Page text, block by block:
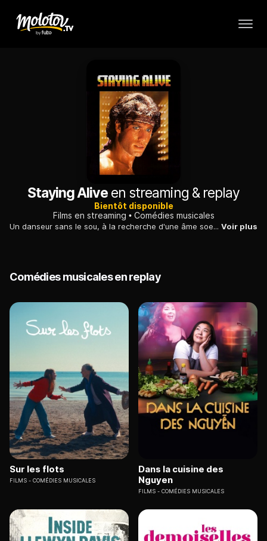
Staying Aliveen streaming & replay
Bientôt disponible
Films en streaming
Comédies musicales
Un danseur sans le sou, à la recherche d'une âme soeur et d'un spectacle qui renflouerait son compte en banque, parvient à intégrer la revue d'un ballet disco. Voir plus
Comédies musicales en replay
Sur les flots
FILMS COMÉDIES MUSICALES
Dans la cuisine des
Nguyen
FILMS COMÉDIES MUSICALES